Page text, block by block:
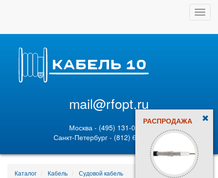
mail@rfopt.ru
Москва - (495) 131-02-05
Санкт-Петербург - (812) 628-80-89
РАСПРОДАЖА
Каталог Кабель
Судовой кабель